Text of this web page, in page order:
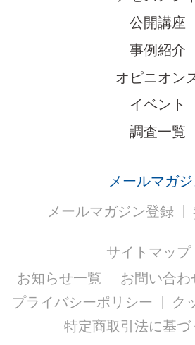
公開講座
事例紹介
オピニオン
イベント
調査一覧
メールマガ
メールマガジン登録
サイトマップ
お知らせ一覧
お問い合わ
プライバシーポリシー
ク
特定商取引法に基づ